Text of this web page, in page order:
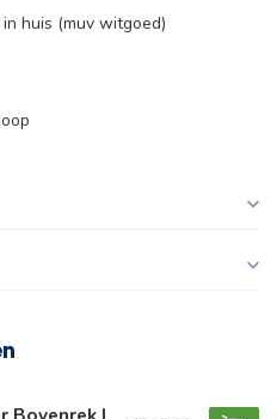
huis (muv witgoed)